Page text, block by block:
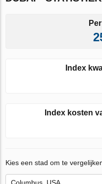
Index
Index kosten
Kies een stad om te